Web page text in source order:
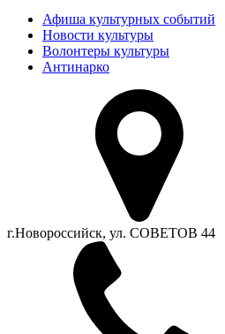
Афиша культурных событий
Новости культуры
Волонтеры культуры
Антинарко
г.Новороссийск, ул. СОВЕТОВ 44